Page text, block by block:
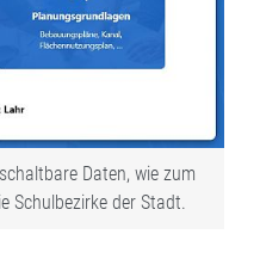
Daten, wie zum
Schulbezirke der Stadt.